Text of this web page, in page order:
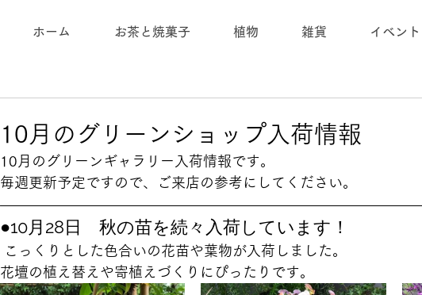
ホーム お茶と焼菓子 植物 雑貨 イベント
10月のグリーンショップ入荷情報
10月のグリーンギャラリー入荷情報です。
毎週更新予定ですので、ご来店の参考にしてください。
●10月28日　秋の苗を続々入荷しています！
こっくりとした色合いの花苗や葉物が入荷しました。
花壇の植え替えや寄植えづくりにぴったりです。